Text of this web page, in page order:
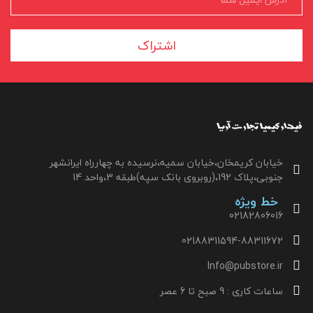
اشتراک
خیابان کریمخان،خیابان سمیه،نرسیده به چهارراه ایرانشهر
جنوبی،پلاک 192،(روبروی بانک سپه)طبقه 3،واحد 14
خط ویژه
02182806016
02188311594-88311672
Info@pubstore.ir
ساعات کاری : 9 صبح تا 6 عصر